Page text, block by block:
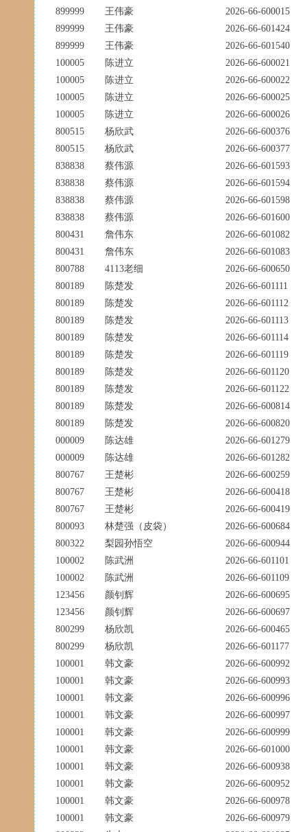
899999 王伟豪
2026-66-600015
899999
王伟豪
2026-66-601424
899999
王伟豪
2026-66-601540
100005
陈进立
2026-66-600021
100005
陈进立
2026-66-600022
100005
陈进立
2026-66-600025
100005
陈进立
2026-66-600026
800515
杨欣武
2026-66-600376
800515
杨欣武
2026-66-600377
838838
蔡伟源
2026-66-601593
838838
蔡伟源
2026-66-601594
838838
蔡伟源
2026-66-601598
838838
蔡伟源
2026-66-601600
800431
詹伟东
2026-66-601082
800431
詹伟东
2026-66-601083
800788
4113老细
2026-66-600650
800189
陈楚发
2026-66-601111
800189
陈楚发
2026-66-601112
800189
陈楚发
2026-66-601113
800189
陈楚发
2026-66-601114
800189
陈楚发
2026-66-601119
800189
陈楚发
2026-66-601120
800189
陈楚发
2026-66-601122
800189
陈楚发
2026-66-600814
800189
陈楚发
2026-66-600820
000009
陈达雄
2026-66-601279
000009
陈达雄
2026-66-601282
800767
王楚彬
2026-66-600259
800767
王楚彬
2026-66-600418
800767
王楚彬
2026-66-600419
800093
林楚强（皮袋）
2026-66-600684
800322
梨园孙悟空
2026-66-600944
100002
陈武洲
2026-66-601101
100002
陈武洲
2026-66-601109
123456
颜钊辉
2026-66-600695
123456
颜钊辉
2026-66-600697
800299
杨欣凯
2026-66-600465
800299
杨欣凯
2026-66-601177
100001
韩文豪
2026-66-600992
100001
韩文豪
2026-66-600993
100001
韩文豪
2026-66-600996
100001
韩文豪
2026-66-600997
100001
韩文豪
2026-66-600999
100001
韩文豪
2026-66-601000
100001
韩文豪
2026-66-600938
100001
韩文豪
2026-66-600952
100001
韩文豪
2026-66-600978
100001
韩文豪
2026-66-600979